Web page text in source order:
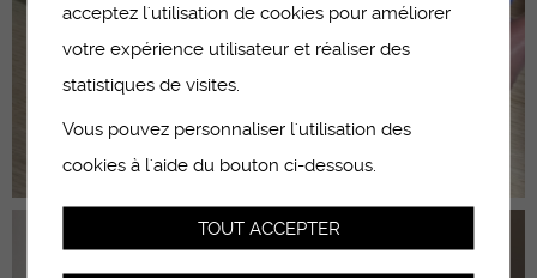
acceptez l'utilisation de cookies pour améliorer
votre expérience utilisateur et réaliser des
statistiques de visites.
Vous pouvez personnaliser l'utilisation des
cookies à l'aide du bouton ci-dessous.
TOUT ACCEPTER